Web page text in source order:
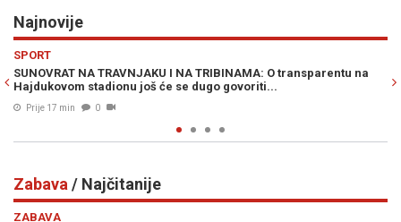
Najnovije
na
VIJESTI
JOŠ NIJE GOTOVO: Pakleni dani i vruće noći su pred nama,
kada stiže osvježenje...
Prije 25 min
Zabava / Najčitanije